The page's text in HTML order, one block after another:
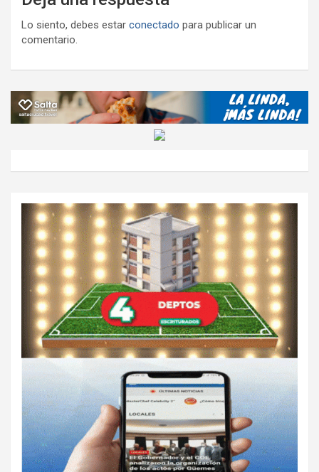
Lo siento, debes estar conectado para publicar un
comentario.